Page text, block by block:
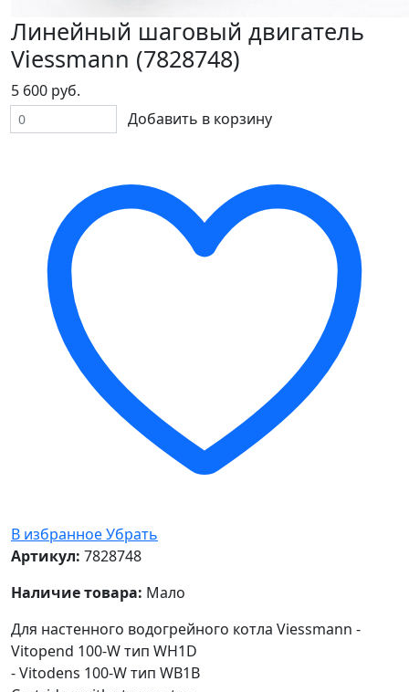
Линейный шаговый двигатель
Viessmann (7828748)
5 600 руб.
Добавить в корзину
В избранноеУбрать
Артикул: 7828748
Наличие товара: Мало
Для настенного водогрейного котла Viessmann -
Vitopend 100-W тип WH1D
- Vitodens 100-W тип WB1B